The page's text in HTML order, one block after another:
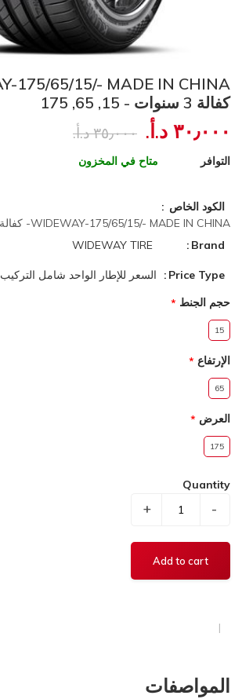
كفالة 3 سنوات - 15, 65, 175
٣٠٫٠٠٠ د.أ.‏ ٣٥٫٠٠٠ د.أ.‏
التوافر متاح في المخزون
الكود الخاص
WIDEWAY-175/65/15/- MADE IN CHINA- كفالة 3 سنوات
Brand
WIDEWAY TIRE
Price Type
السعر للإطار الواحد شامل التركيب
حجم الجنط
15
الإرتفاع
65
العرض
175
Quantity
-
+
المواصفات